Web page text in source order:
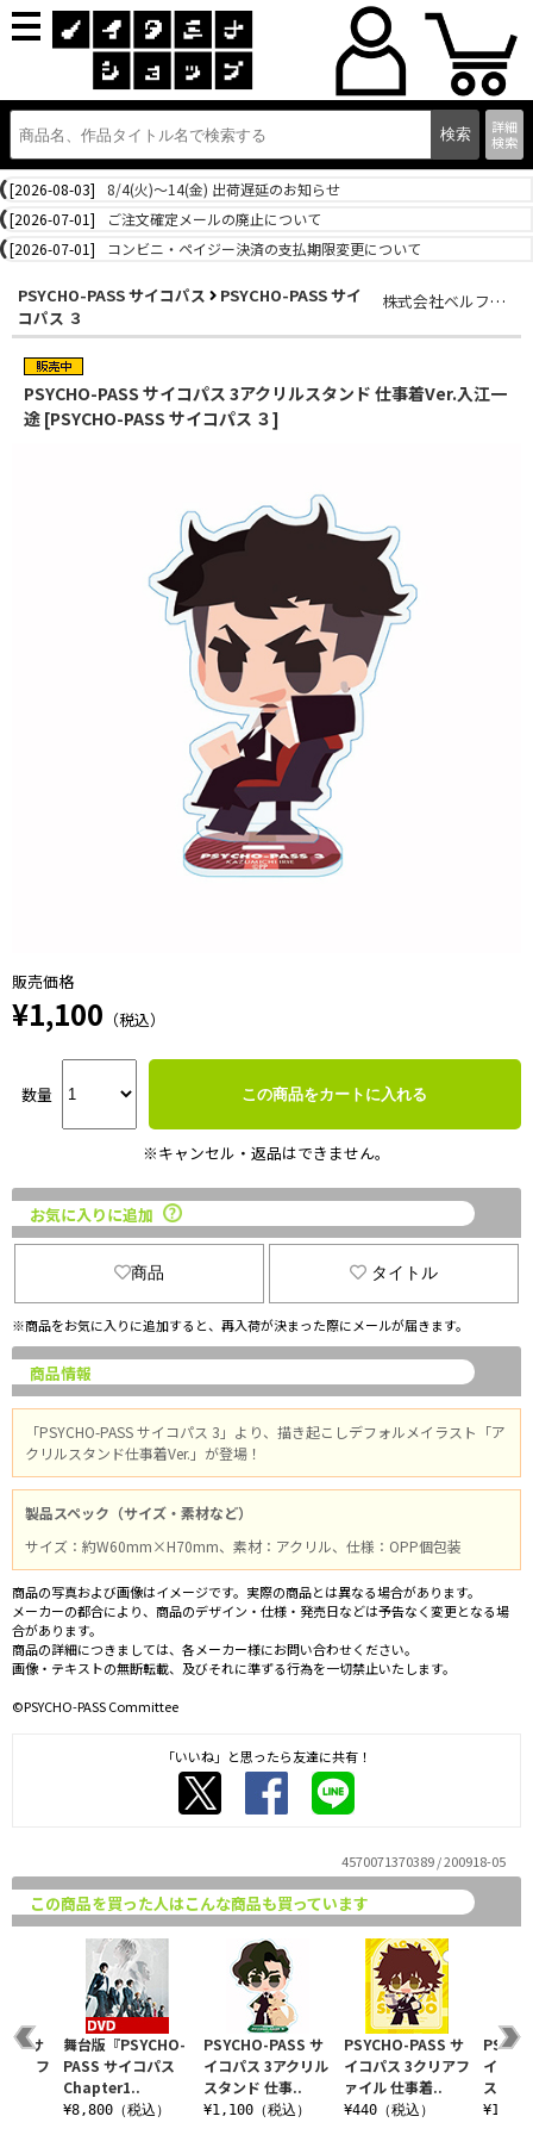
詳細
検索
[2026-08-03]
8/4(火)～14(金) 出荷遅延のお知らせ
[2026-07-01]
ご注文確定メールの廃止について
[2026-07-01]
コンビニ・ペイジー決済の支払期限変更について
PSYCHO-PASS サイコパス
PSYCHO-PASS サイ
コパス ３
株式会社ベルファイン
PSYCHO-PASS サイコパス 3アクリルスタンド 仕事着Ver.入江一
途 [PSYCHO-PASS サイコパス ３]
販売価格
¥1,100 （税込）
数量 この商品をカートに入れる
※キャンセル・返品はできません。
お気に入りに追加
商品 タイトル
※商品をお気に入りに追加すると、再入荷が決まった際にメールが届きます。
商品情報
「PSYCHO-PASS サイコパス 3」より、描き起こしデフォルメイラスト「ア
クリルスタンド仕事着Ver.」が登場！
製品スペック（サイズ・素材など）
サイズ：約W60mm×H70mm、素材：アクリル、仕様：OPP個包装
商品の写真および画像はイメージです。実際の商品とは異なる場合があります。
メーカーの都合により、商品のデザイン・仕様・発売日などは予告なく変更となる場
合があります。
商品の詳細につきましては、各メーカー様にお問い合わせください。
画像・テキストの無断転載、及びそれに準ずる行為を一切禁止いたします。
©PSYCHO-PASS Committee
「いいね」と思ったら友達に共有！
4570071370389 / 200918-05
この商品を買った人はこんな商品も買っています
PSYCHO-PASS サ
イコパス 3アクリル
スタンド 仕事..
¥1,100（税込）
PSYCHO-PASS サ
イコパス 3クリアフ
ァイル 仕事着..
¥440（税込）
イコパ
スタン
サ
リアフ
舞台版『PSYCHO-
PASS サイコパス
Chapter1..
¥8,800（税込）